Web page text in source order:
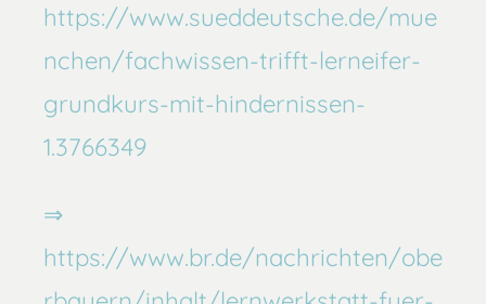
https://www.sueddeutsche.de/mue
nchen/fachwissen-trifft-lerneifer-
grundkurs-mit-hindernissen-
1.3766349
https://www.br.de/nachrichten/obe